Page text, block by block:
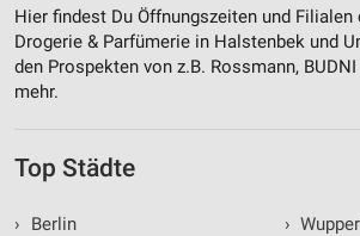
Hier findest Du Öffnungszeiten und Filialen
Drogerie & Parfümerie in Halstenbek und
den Prospekten von z.B. Rossmann,
mehr.
Top Städte
›
Berlin
›